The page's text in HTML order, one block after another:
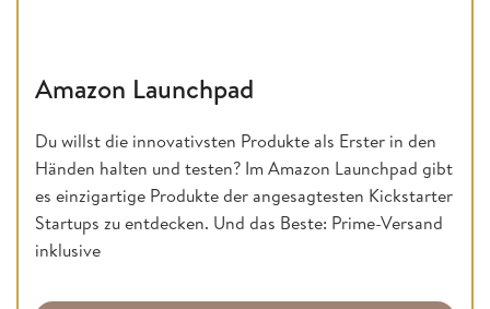
Amazon Launchpad
Du willst die innovativsten Produkte als Erster in den
Händen halten und testen? Im Amazon Launchpad gibt
es einzigartige Produkte der angesagtesten Kickstarter
Startups zu entdecken. Und das Beste: Prime-Versand
inklusive